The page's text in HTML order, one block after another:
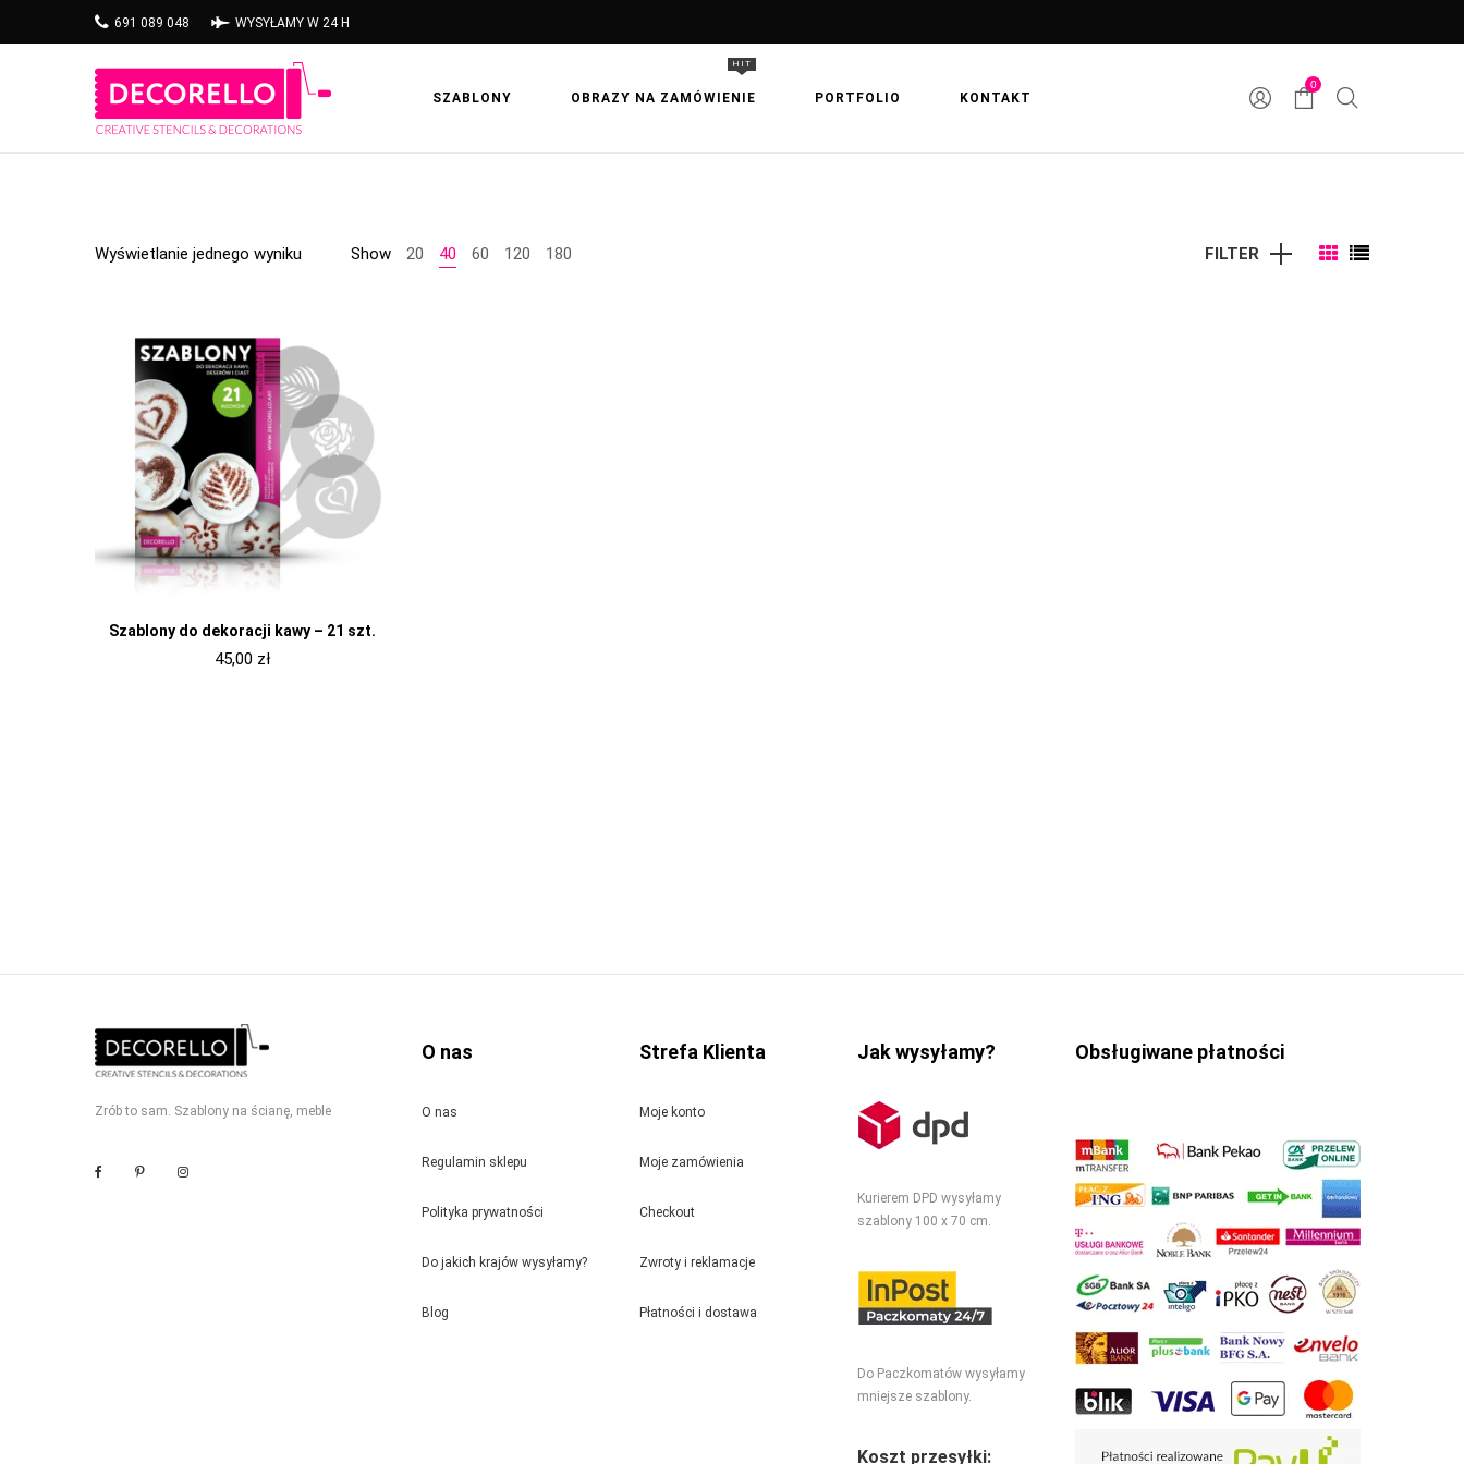
691 089 048 WYSYŁAMY W 24 H
SZABLONY OBRAZY NA ZAMÓWIENIE
HIT
PORTFOLIO KONTAKT
0
Wyświetlanie jednego wyniku Show 20 40 60 120 180 FILTER
Szablony do dekoracji kawy – 21 szt.
45,00 zł
Zrób to sam. Szablony na ścianę, meble
O nas
O nas
Regulamin sklepu
Polityka prywatności
Do jakich krajów wysyłamy?
Blog
Strefa Klienta
Moje konto
Moje zamówienia
Checkout
Zwroty i reklamacje
Płatności i dostawa
Jak wysyłamy?
Kurierem DPD wysyłamy
szablony 100 x 70 cm.
Do Paczkomatów wysyłamy
mniejsze szablony.
Koszt przesyłki:
Obsługiwane płatności